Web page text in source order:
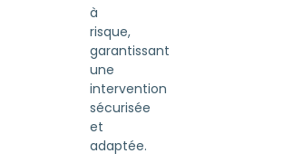
à
risque,
garantissant
une
intervention
sécurisée
et
adaptée.